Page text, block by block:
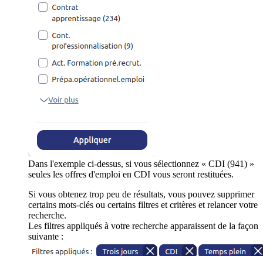
Dans l'exemple ci-dessus, si vous sélectionnez « CDI (941) »
seules les offres d'emploi en CDI vous seront restituées.
Si vous obtenez trop peu de résultats, vous pouvez supprimer
certains mots-clés ou certains filtres et critères et relancer votre
recherche.
Les filtres appliqués à votre recherche apparaissent de la façon
suivante :